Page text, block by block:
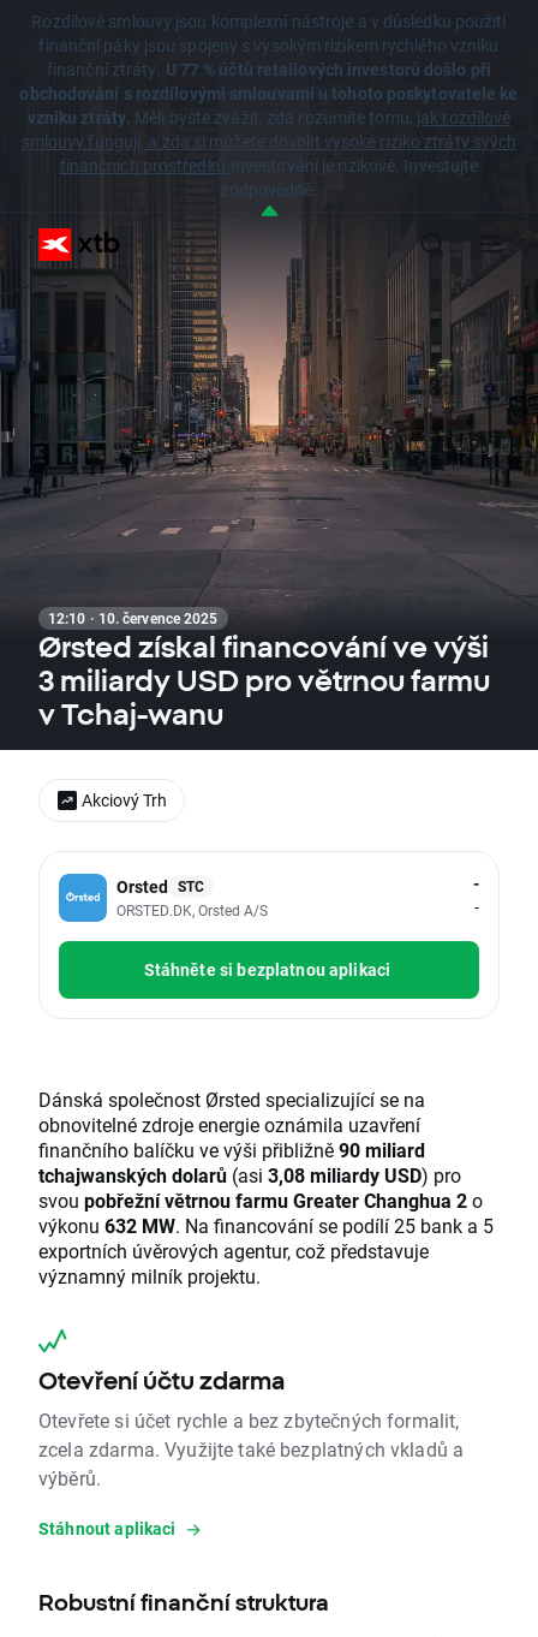
Rozdílové smlouvy jsou komplexní nástroje a v důsledku použití
finanční páky jsou spojeny s vysokým rizikem rychlého vzniku
finanční ztráty. U 77 % účtů retailových investorů došlo při
obchodování s rozdílovými smlouvami u tohoto poskytovatele ke
vzniku ztráty. Měli byste zvážit, zda rozumíte tomu, jak rozdílové
smlouvy fungují, a zda si můžete dovolit vysoké riziko ztráty svých
finančních prostředků.Investování je rizikové. Investujte
zodpovědně.
12:10 · 10. července 2025
Ørsted získal financování ve výši
3 miliardy USD pro větrnou farmu
v Tchaj-wanu
Orsted STC
ORSTED.DK, Orsted A/S
-
-
Stáhněte si bezplatnou aplikaci
Dánská společnost Ørsted specializující se na
obnovitelné zdroje energie oznámila uzavření
finančního balíčku ve výši přibližně90 miliard
tchajwanských dolarů (asi 3,08 miliardy USD) pro
svou pobřežní větrnou farmu Greater Changhua 2o
výkonu 632 MW. Na financování se podílí 25 bank a 5
exportních úvěrových agentur, což představuje
významný milník projektu.
Otevření účtu zdarma
Otevřete si účet rychle a bez zbytečných formalit,
zcela zdarma. Využijte také bezplatných vkladů a
výběrů.
Stáhnout aplikaci
Robustní finanční struktura
Akciový Trh